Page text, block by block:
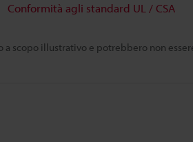
scopo illustrativo e potrebbero non
Conformità agli standard UL / CSA